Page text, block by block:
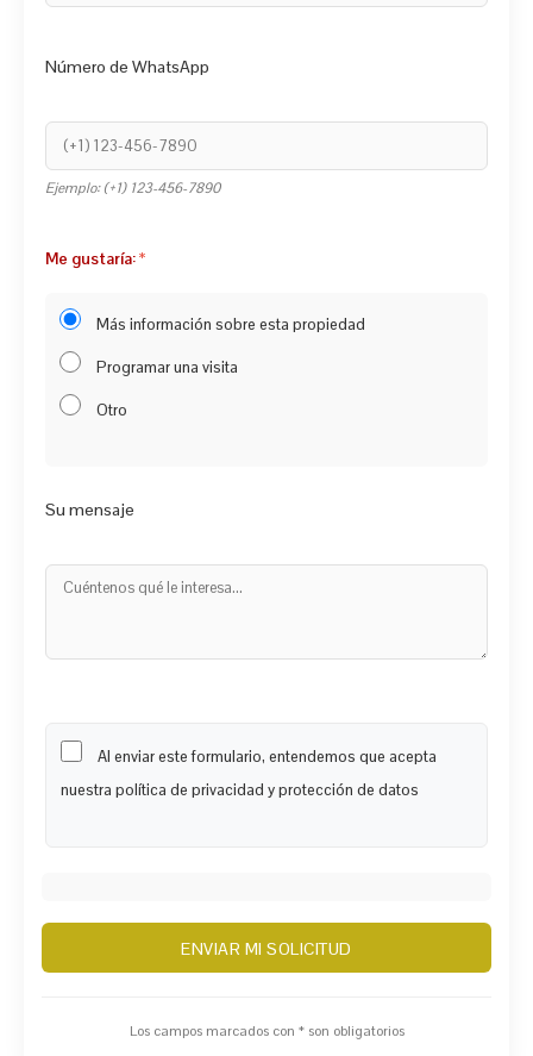
Número de WhatsApp
Ejemplo: (+1) 123-456-7890
Me gustaría:
Más información sobre esta propiedad
Programar una visita
Otro
Su mensaje
Al enviar este formulario, entendemos que acepta
nuestra política de privacidad y protección de datos
Los campos marcados con * son obligatorios